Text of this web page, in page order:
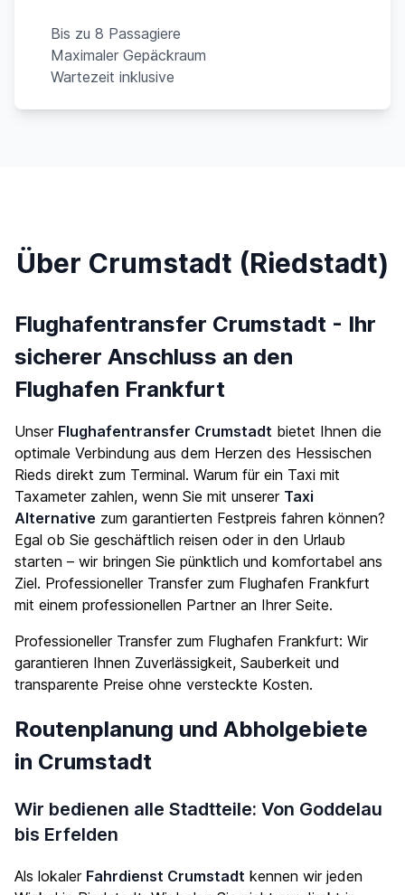
Bis zu 8 Passagiere
Maximaler Gepäckraum
Wartezeit inklusive
Über Crumstadt (Riedstadt)
Flughafentransfer Crumstadt - Ihr
sicherer Anschluss an den
Flughafen Frankfurt
Unser Flughafentransfer Crumstadt bietet Ihnen die
optimale Verbindung aus dem Herzen des Hessischen
Rieds direkt zum Terminal. Warum für ein Taxi mit
Taxameter zahlen, wenn Sie mit unserer Taxi
Alternative zum garantierten Festpreis fahren können?
Egal ob Sie geschäftlich reisen oder in den Urlaub
starten – wir bringen Sie pünktlich und komfortabel ans
Ziel. Professioneller Transfer zum Flughafen Frankfurt
mit einem professionellen Partner an Ihrer Seite.
Professioneller Transfer zum Flughafen Frankfurt: Wir
garantieren Ihnen Zuverlässigkeit, Sauberkeit und
transparente Preise ohne versteckte Kosten.
Routenplanung und Abholgebiete
in Crumstadt
Wir bedienen alle Stadtteile: Von Goddelau
bis Erfelden
Als lokaler Fahrdienst Crumstadt kennen wir jeden